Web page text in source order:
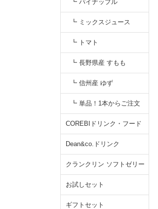
┗ パイナップル
┗ ミックスジュース
┗ トマト
┗ 長野県産 すもも
┗ 信州産 ゆず
┗ 単品！1本からご注文
COREBIドリンク・フード
Dean&co.ドリンク
クランクリン ソフトゼリー
お試しセット
ギフトセット